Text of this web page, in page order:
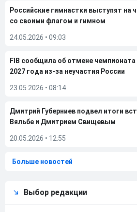
Российские гимнастки выступят на
со своими флагом и гимном
24.05.2026 • 09:03
FIB сообщила об отмене
2027 года из-за неучастия России
23.05.2026 • 08:14
Дмитрий Губерниев подвел итоги
Вяльбе и Дмитрием Свищевым
20.05.2026 • 12:55
Больше новостей
Выбор редакции